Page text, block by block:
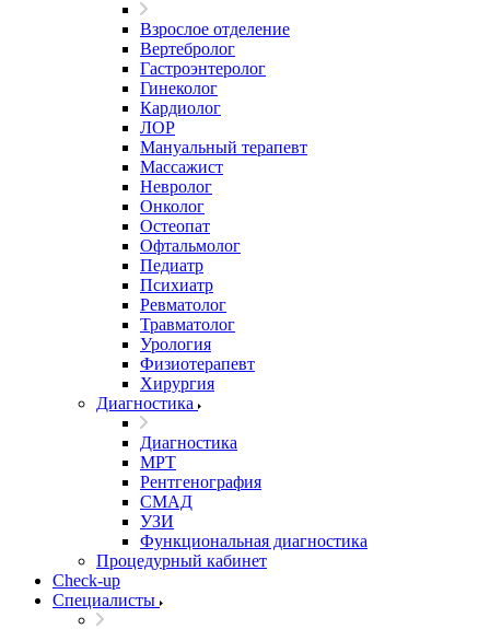
Взрослое отделение
Вертебролог
Гастроэнтеролог
Гинеколог
Кардиолог
ЛОР
Мануальный терапевт
Массажист
Невролог
Онколог
Остеопат
Офтальмолог
Педиатр
Психиатр
Ревматолог
Травматолог
Урология
Физиотерапевт
Хирургия
Диагностика
Диагностика
МРТ
Рентгенография
СМАД
УЗИ
Функциональная диагностика
Процедурный кабинет
Cheсk-up
Специалисты